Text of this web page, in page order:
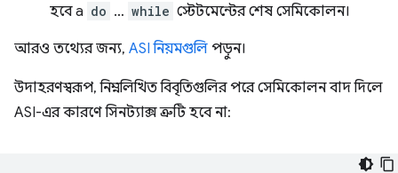
হবে a do … while স্টেটমেন্টের শেষ সেমিকোলন।
আরও তথ্যের জন্য, ASI নিয়মগুলি পড়ুন।
উদাহরণস্বরূপ, নিম্নলিখিত বিবৃতিগুলির পরে সেমিকোলন বাদ দিলে
ASI-এর কারণে সিনট্যাক্স ত্রুটি হবে না: